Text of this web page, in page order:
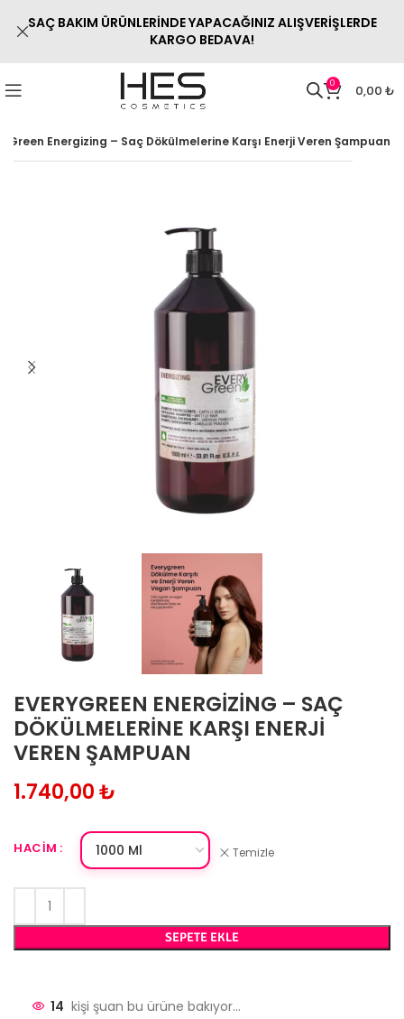
0 0,00 ₺
Energizing – Saç Dökülmelerine Karşı Enerji Veren Şampuan
EVERYGREEN ENERGIZING – SAÇ
DÖKÜLMELERINE KARŞI ENERJI
VEREN ŞAMPUAN
₺
HACIM Temizle
SEPETE EKLE
14 kişi şuan bu ürüne bakıyor...
SAÇ BAKIM ÜRÜNLERİNDE YAPACAĞINIZ ALIŞVERİŞLERDE
KARGO BEDAVA!